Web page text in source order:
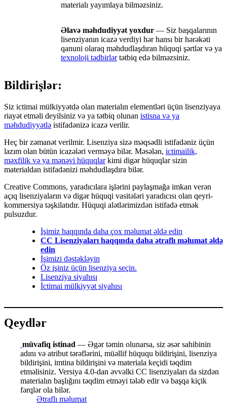
materialı yayımlaya bilməzsiniz.
Əlavə məhdudiyyət yoxdur — Siz başqalarının
lisenziyanın icazə verdiyi hər hansı bir hərəkəti
qanuni olaraq məhdudlaşdıran hüquqi şərtlər və ya
texnoloji tədbirlərtətbiq edə bilməzsiniz.
Bildirişlər:
Siz ictimai mülkiyyətdə olan materialın elementləri üçün lisenziyaya
riayət etməli deyilsiniz və ya tətbiq olunan istisna və ya
məhdudiyyətlə istifadənizə icazə verilir.
Heç bir zəmanət verilmir. Lisenziya sizə məqsədli istifadəniz üçün
lazım olan bütün icazələri verməyə bilər. Məsələn, ictimailik,
məxfilik və ya mənəvi hüquqlarkimi digər hüquqlar sizin
materialdan istifadənizi məhdudlaşdıra bilər.
Creative Commons, yaradıcılara işlərini paylaşmağa imkan verən
açıq lisenziyaların və digər hüquqi vasitələri yaradıcısı olan qeyri-
kommersiya təşkilatıdır. Hüquqi alətlərimizdən istifadə etmək
pulsuzdur.
İşimiz haqqında daha çox məlumat əldə edin
CC Lisenziyaları haqqında daha ətraflı məlumat əldə
edin
İşimizi dəstəkləyin
Öz işiniz üçün lisenziya seçin.
Lisenziya siyahısı
İctimai mülkiyyət siyahısı
Qeydlər
müvafiq istinad — Əgər təmin olunarsa, siz əsər sahibinin
adını və atribut tərəflərini, müəllif hüququ bildirişini, lisenziya
bildirişini, imtina bildirişini və materiala keçidi təqdim
etməlisiniz. Versiya 4.0-dan əvvəlki CC lisenziyaları da sizdən
materialın başlığını təqdim etməyi tələb edir və başqa kiçik
fərqlər ola bilər.
Ətraflı məlumat